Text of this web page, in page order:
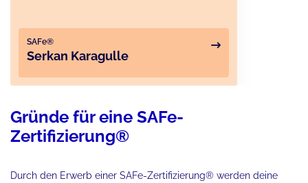
SAFe®
Serkan Karagulle
Gründe für eine SAFe-
Zertifizierung®
Durch den Erwerb einer SAFe-Zertifizierung® werden deine